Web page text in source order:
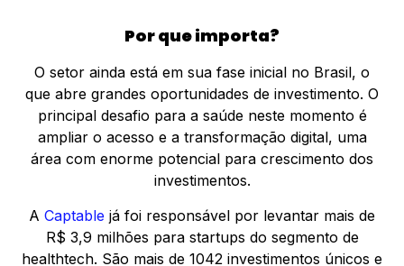
Por que importa?
O setor ainda está em sua fase inicial no Brasil, o
que abre grandes oportunidades de investimento. O
principal desafio para a saúde neste momento é
ampliar o acesso e a transformação digital, uma
área com enorme potencial para crescimento dos
investimentos.
A Captable já foi responsável por levantar mais de
R$ 3,9 milhões para startups do segmento de
healthtech. São mais de 1042 investimentos únicos e